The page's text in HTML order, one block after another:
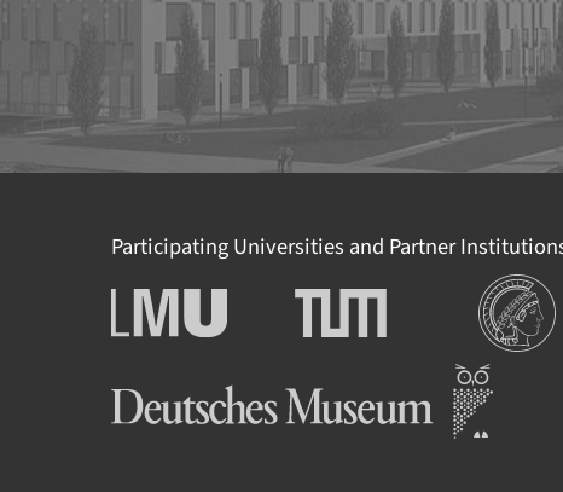
Participating Universities and Partner
Ludwig-Maximilians-
Universität München
Technische Universität
München
Institutions